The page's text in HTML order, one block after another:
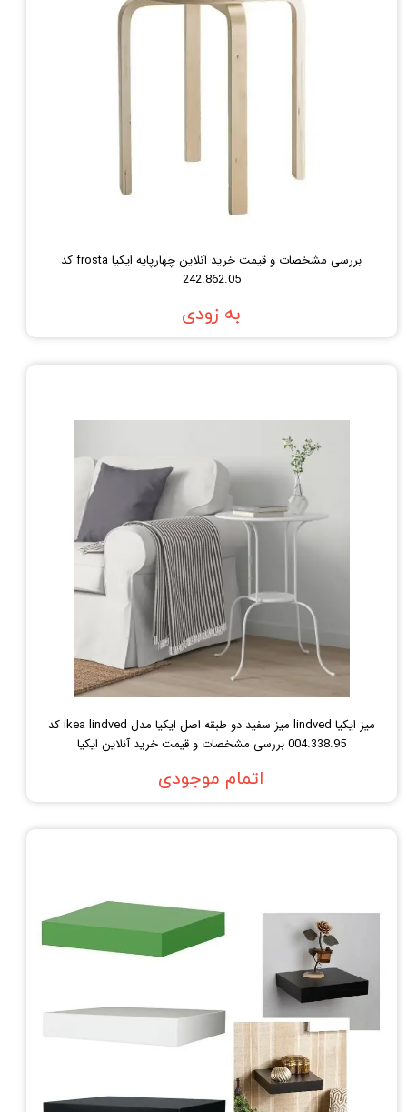
بررسی مشخصات و قیمت خرید آنلاین چهارپایه ایکیا frosta کد
242.862.05
به زودی
میز ایکیا lindved میز سفید دو طبقه اصل ایکیا مدل ikea lindved کد
004.338.95 بررسی مشخصات و قیمت خرید آنلاین ایکیا
اتمام موجودی